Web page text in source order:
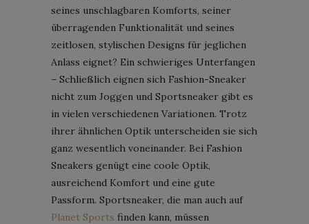
seines unschlagbaren Komforts, seiner
überragenden Funktionalität und seines
zeitlosen, stylischen Designs für jeglichen
Anlass eignet? Ein schwieriges Unterfangen
– Schließlich eignen sich Fashion-Sneaker
nicht zum Joggen und Sportsneaker gibt es
in vielen verschiedenen Variationen. Trotz
ihrer ähnlichen Optik unterscheiden sie sich
ganz wesentlich voneinander. Bei Fashion
Sneakers genügt eine coole Optik,
ausreichend Komfort und eine gute
Passform. Sportsneaker, die man auch auf
Planet Sports finden kann, müssen